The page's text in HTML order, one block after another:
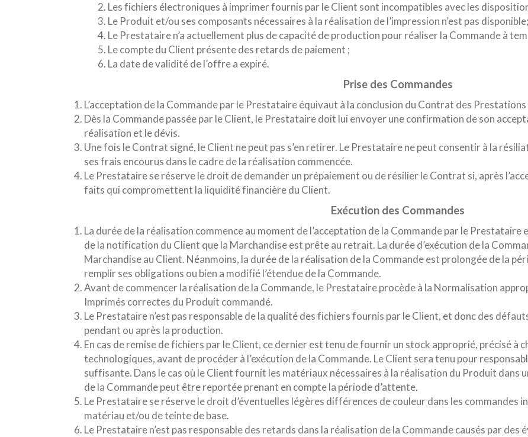
Les fichiers électroniques à imprimer fournis par le Client sont incompatibles avec les
Le Produit et/ou ses composants nécessaires à la réalisation de l’impression n’est pas disponible;
Le Prestataire n’a actuellement plus de capacité de production pour réaliser la Commande à
Le compte du Client présente des retards de paiement ;
La date de validité de l’offre a expiré.
Prise des Commandes
L’acceptation de la Commande par le Prestataire équivaut à la conclusion du Contrat des Prestations
Dès la Commande passée par le Client, le Prestataire doit lui envoyer une confirmation de son
réalisation et le dévis.
Une fois le Contrat signé, le Client ne peut pas s’en retirer. Le Prestataire ne peut consentir à la
ses frais encourus dans le cadre de la réalisation commencée.
Le Prestataire se réserve le droit de demander un prépaiement ou de résilier le Contrat si, après
faits qui compromettent la liquidité financière du Client.
Exécution des Commandes
La durée de la réalisation commence au moment de l’acceptation de la Commande par le
de la notification du Client que la Marchandise est prête au retrait. La durée d’exécution de la
Marchandise au Client. Néanmoins, la durée de la réalisation de la Commande est prolongée de la
remplir ses obligations ou bien a modifié l’étendue de la Commande.
Avant de commencer la réalisation de la Commande, le Prestataire procède à la Normalisation
Imprimés correctes du Produit commandé.
Le Prestataire n’est pas responsable de la qualité des fichiers fournis par le Client, et donc des
pendant ou après la production.
En cas de remise de fichiers par le Client, ce dernier est tenu de fournir un stock approprié, précisé à
technologiques, avant de procéder à l’exécution de la Commande. Le Client sera tenu pour
suffisante. Dans le cas où le Client fournit les matériaux nécessaires à la réalisation du Produit dans
de la Commande peut être reportée prenant en compte la période d’attente.
Le Prestataire se réserve le droit d’éventuelles légères différences de couleur dans les commandes
matériau et/ou de teinte de base.
Le Prestataire n’est pas responsable des retards dans la réalisation de la Commande causés par